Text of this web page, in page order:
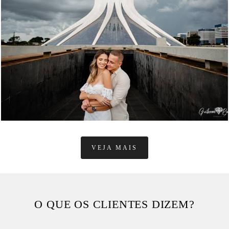
5158
VEJA MAIS
O QUE OS CLIENTES DIZEM?